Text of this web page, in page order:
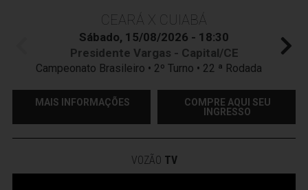
CEARÁ X CUIABÁ
Sábado, 15/08/2026 - 18:30
Presidente Vargas - Capital/CE
Campeonato Brasileiro • 2º Turno • 22 ª Rodada
MAIS INFORMAÇÕES
COMPRE AQUI SEU
INGRESSO
VOZÃO TV